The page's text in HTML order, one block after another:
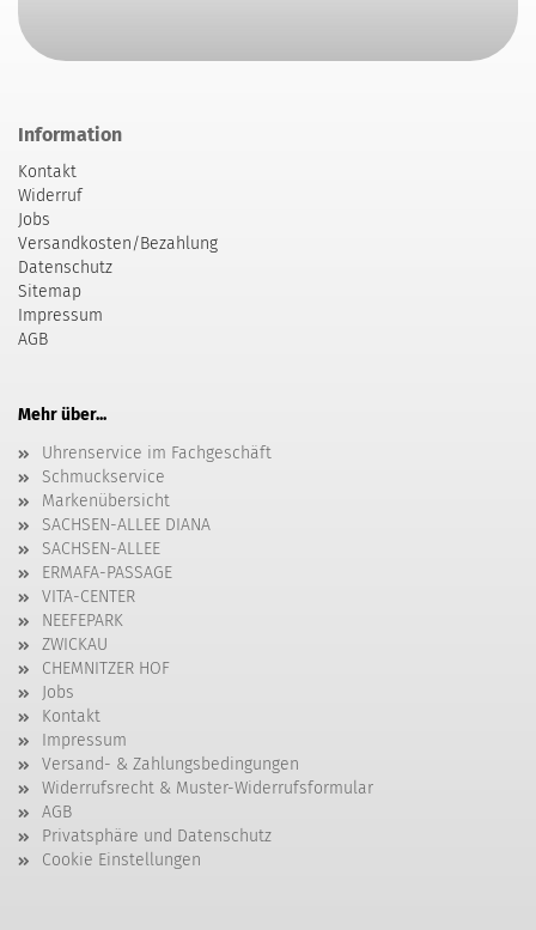
Information
Kontakt
Widerruf
Jobs
Versandkosten/Bezahlung
Datenschutz
Sitemap
Impressum
AGB
Mehr über...
Uhrenservice im Fachgeschäft
Schmuckservice
Markenübersicht
SACHSEN-ALLEE DIANA
SACHSEN-ALLEE
ERMAFA-PASSAGE
VITA-CENTER
NEEFEPARK
ZWICKAU
CHEMNITZER HOF
Jobs
Kontakt
Impressum
Versand- & Zahlungsbedingungen
Widerrufsrecht & Muster-Widerrufsformular
AGB
Privatsphäre und Datenschutz
Cookie Einstellungen